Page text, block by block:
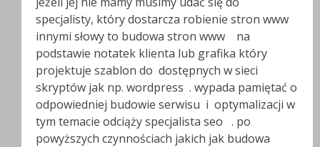
specjalisty, który dostarcza robienie stron www
innymi słowy to budowa stron www na
podstawie notatek klienta lub grafika który
projektuje szablon do dostępnych w sieci
skryptów jak np. wordpress . wypada pamiętać o
odpowiedniej budowie serwisu i optymalizacji w
tym temacie odciąży specjalista seo . po
powyższych czynnościach jakich jak budowa